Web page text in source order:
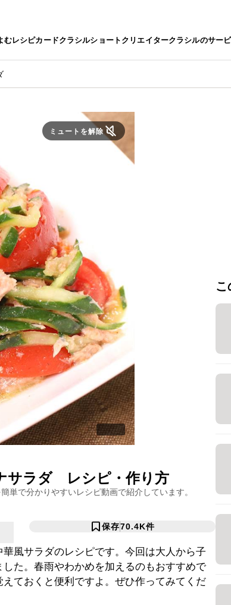
むレシピカードクラシルショートクリエイタークラシルのサー
ミュートを解除
サラダレシピ・作り方
単で分かりやすいレシピ動画で紹介しています。
保存70.4K件
風サラダのレシピです。今回は大人から子
た。春雨やわかめを加えるのもおすすめで
ておくと便利ですよ。ぜひ作ってみてくだ